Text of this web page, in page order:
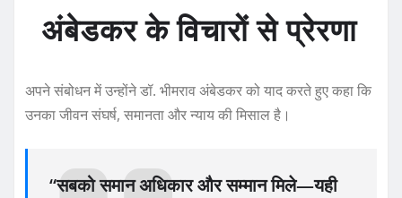
अंबेडकर के विचारों से प्रेरणा
अपने संबोधन में उन्होंने डॉ. भीमराव अंबेडकर को याद करते हुए कहा कि
उनका जीवन संघर्ष, समानता और न्याय की मिसाल है।
“सबको समान अधिकार और सम्मान मिले—यही